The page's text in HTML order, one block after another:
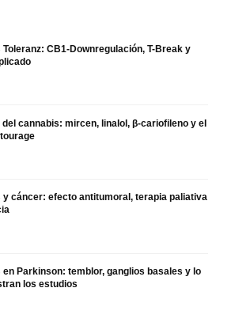
Toleranz: CB1-Downregulación, T-Break y
del cannabis: mircen, linalol, β-cariofileno y el
y cáncer: efecto antitumoral, terapia paliativa
en Parkinson: temblor, ganglios basales y lo
los estudios